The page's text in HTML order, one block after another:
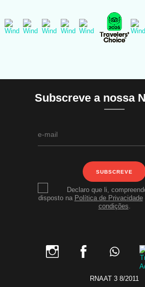
Subscreve a nossa
SUBSCREVE
Declaro que li,
disposto na Política de Privacidade
condições.
RNAAT 3 8/2011